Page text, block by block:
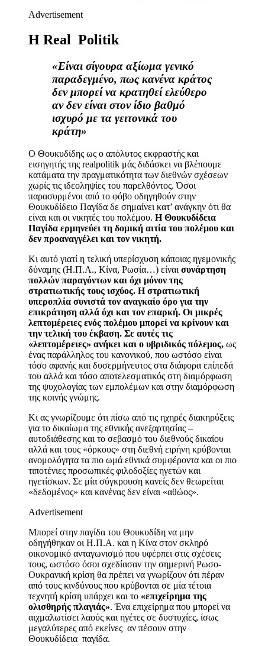
Advertisement
Η Real Politik
«Είναι σίγουρα αξίωμα γενικό
παραδεγμένο, πως κανένα κράτος
δεν μπορεί να κρατηθεί ελεύθερο
αν δεν είναι στον ίδιο βαθμό
ισχυρό με τα γειτονικά του
κράτη»
Ο Θουκυδίδης ως ο απόλυτος εκφραστής και
εισηγητής της realpolitik μάς διδάσκει να βλέπουμε
κατάματα την πραγματικότητα των διεθνών σχέσεων
χωρίς τις ιδεοληψίες του παρελθόντος. Όσοι
παρασυρμένοι από το φόβο οδηγηθούν στην
Θουκυδίδειο Παγίδα δε σημαίνει κατ’ ανάγκην ότι θα
είναι και οι νικητές του πολέμου. Η Θουκυδίδεια
Παγίδα ερμηνεύει τη δομική αιτία του πολέμου και
δεν προαναγγέλει και τον νικητή.
Κι αυτό γιατί η τελική υπερίσχυση κάποιας ηγεμονικής
δύναμης (Η.Π.Α., Κίνα, Ρωσία…) είναι συνάρτηση
πολλών παραγόντων και όχι μόνον της
στρατιωτικής τους ισχύος. Η στρατιωτική
υπεροπλία συνιστά τον αναγκαίο όρο για την
επικράτηση αλλά όχι και τον επαρκή. Οι μικρές
λεπτομέρειες ενός πολέμου μπορεί να κρίνουν και
την τελική του έκβαση. Σε αυτές τις
«λεπτομέρειες» ανήκει και ο υβριδικός πόλεμος, ως
ένας παράλληλος του κανονικού, που ωστόσο είναι
τόσο αφανής και δυσερμήνευτος στα διάφορα επίπεδά
του αλλά και τόσο αποτελεσματικός στη διαμόρφωση
της ψυχολογίας των εμπολέμων και στην διαμόρφωση
της κοινής γνώμης.
Κι ας γνωρίζουμε ότι πίσω από τις ηχηρές διακηρύξεις
για το δικαίωμα της εθνικής ανεξαρτησίας –
αυτοδιάθεσης και το σεβασμό του διεθνούς δικαίου
αλλά και τους «όρκους» στη διεθνή ειρήνη κρύβονται
ανομολόγητα τα πιο ωμά εθνικά συμφέροντα και οι πιο
τιποτένιες προσωπικές φιλοδοξίες ηγετών και
ηγετίσκων. Σε μία σύγκρουση κανείς δεν θεωρείται
«δεδομένος» και κανένας δεν είναι «αθώος».
Advertisement
Μπορεί στην παγίδα του Θουκυδίδη να μην
οδηγήθηκαν οι Η.Π.Α. και η Κίνα στον σκληρό
οικονομικό ανταγωνισμό που υφέρπει στις σχέσεις
τους, ωστόσο όσοι σχεδίασαν την σημερινή Ρωσο-
Ουκρανική κρίση θα πρέπει να γνωρίζουν ότι πέραν
από τους κινδύνους που κρύβονται σε μία τέτοια
τεχνητή κρίση υπάρχει και το «επιχείρημα της
ολισθηρής πλαγιάς». Ένα επιχείρημα που μπορεί να
αιχμαλωτίσει λαούς και ηγέτες σε δυστυχίες, ίσως
μεγαλύτερες από εκείνες αν πέσουν στην
Θουκυδίδεια παγίδα.